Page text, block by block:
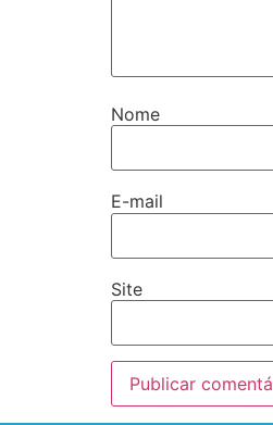
Nome
E-mail
Site